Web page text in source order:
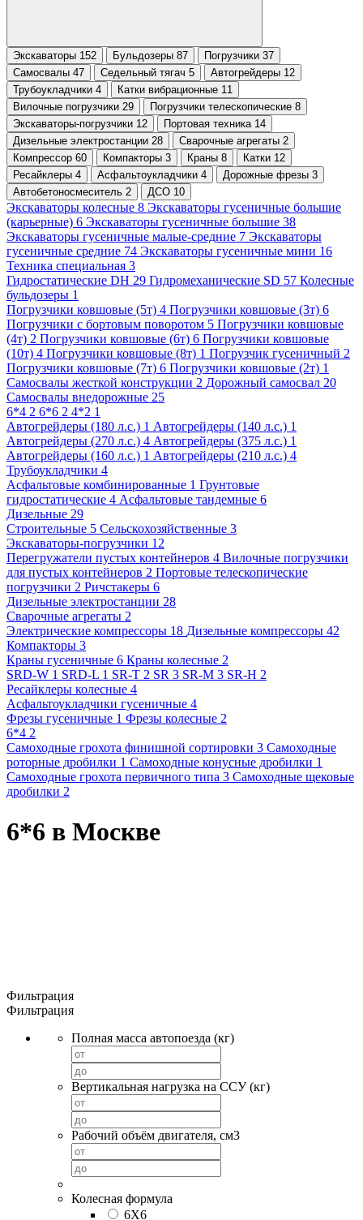
Экскаваторы 152 Бульдозеры 87
Погрузчики 37
Самосвалы 47
Седельный тягач 5
Автогрейдеры 12
Трубоукладчики 4
Катки вибрационные 11
Вилочные погрузчики 29
Погрузчики телескопические 8
Экскаваторы-погрузчики 12
Портовая техника 14
Дизельные электростанции 28
Сварочные агрегаты 2
Компрессор 60
Компакторы 3 Краны 8
Катки 12
Ресайклеры 4
Асфальтоукладчики 4
Дорожные фрезы 3
Автобетоносмеситель 2
ДСО 10
Экскаваторы колесные 8 Экскаваторы гусеничные большие
(карьерные) 6 Экскаваторы гусеничные большие 38
Экскаваторы гусеничные малые-средние 7 Экскаваторы
гусеничные средние 74 Экскаваторы гусеничные мини 16
Техника специальная 3
Гидростатические DH 29 Гидромеханические SD 57 Колесные
бульдозеры 1
Погрузчики ковшовые (5т) 4 Погрузчики ковшовые (3т) 6
Погрузчики с бортовым поворотом 5 Погрузчики ковшовые
(4т) 2 Погрузчики ковшовые (6т) 6 Погрузчики ковшовые
(10т) 4 Погрузчики ковшовые (8т) 1 Погрузчик гусеничный 2
Погрузчики ковшовые (7т) 6 Погрузчики ковшовые (2т) 1
Самосвалы жесткой конструкции 2 Дорожный самосвал 20
Самосвалы внедорожные 25
6*4 2 6*6 2 4*2 1
Автогрейдеры (180 л.с.) 1 Автогрейдеры (140 л.с.) 1
Автогрейдеры (270 л.с.) 4 Автогрейдеры (375 л.с.) 1
Автогрейдеры (160 л.с.) 1 Автогрейдеры (210 л.с.) 4
Трубоукладчики 4
Асфальтовые комбинированные 1 Грунтовые
гидростатические 4 Асфальтовые тандемные 6
Дизельные 29
Строительные 5 Сельскохозяйственные 3
Экскаваторы-погрузчики 12
Перегружатели пустых контейнеров 4 Вилочные погрузчики
для пустых контейнеров 2 Портовые телескопические
погрузчики 2 Ричстакеры 6
Дизельные электростанции 28
Сварочные агрегаты 2
Электрические компрессоры 18 Дизельные компрессоры 42
Компакторы 3
Краны гусеничные 6 Краны колесные 2
SRD-W 1 SRD-L 1 SR-T 2 SR 3 SR-M 3 SR-H 2
Ресайклеры колесные 4
Асфальтоукладчики гусеничные 4
Фрезы гусеничные 1 Фрезы колесные 2
6*4 2
Самоходные грохота финишной сортировки 3 Самоходные
роторные дробилки 1 Самоходные конусные дробилки 1
Самоходные грохота первичного типа 3 Самоходные щековые
дробилки 2
6*6 в Москве
Фильтрация
Фильтрация
Полная масса автопоезда (кг)
Вертикальная нагрузка на ССУ (кг)
Рабочий объём двигателя, cм3
Колесная формула
6X6